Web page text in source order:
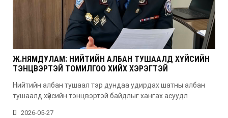
Ж.НЯМДУЛАМ: НИЙТИЙН АЛБАН ТУШААЛД ХҮЙСИЙН
ТЭНЦВЭРТЭЙ ТОМИЛГОО ХИЙХ ХЭРЭГТЭЙ
Нийтийн албан тушаал тэр дундаа удирдах шатны албан
тушаалд хүйсийн тэнцвэртэй байдлыг хангах асуудл
2026-05-27